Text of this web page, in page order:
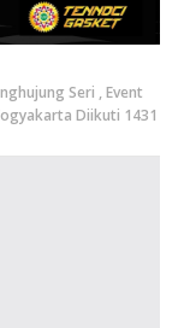
Seri , Event
Diikuti 1431